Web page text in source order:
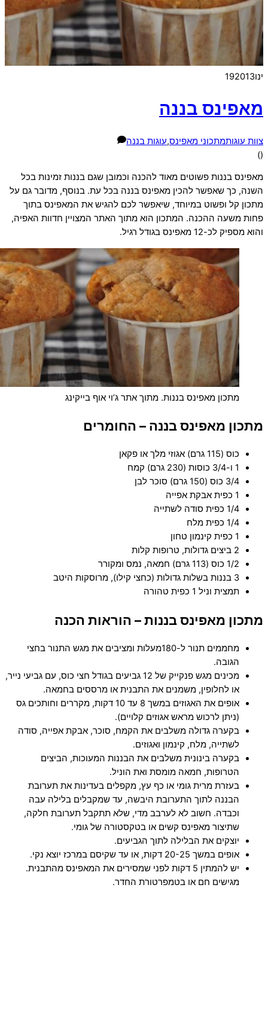
ינו 192013
מאפינס בננה
צוות עוגותמתכוני מאפינס,עוגות בננה
(
)
מאפינס בננות פשוטים מאוד להכנה וכמובן שגם בננות זמינות בכל
השנה, כך שאפשר להכין מאפינס בננה בכל עת. בנוסף, מדובר גם על
מתכון קל ופשוט במיוחד, שיאפשר לכם להגיש את המאפינס בתוך
פחות משעה ההכנה. המתכון הוא מתוך האתר המצויין חדוות האפיה,
והוא מספיק לכ-12 מאפינס בגודל רגיל.
מתכון מאפינס בננות. מתוך אתר ג’וי אוף בייקינג
מתכון מאפינס בננה – החומרים
כוס (115 גרם) אגוזי מלך או פקאן
1 ו-3/4 כוסות (230 גרם) קמח
3/4 כוס (150 גרם) סוכר לבן
1 כפית אבקת אפייה
1/4 כפית סודה לשתייה
1/4 כפית מלח
1 כפית קינמון טחון
2 ביצים גדולות, טרופות קלות
1/2 כוס (113 גרם) חמאה, נמס ומקורר
3 בננות בשלות גדולות (כחצי קילו), מרוסקות היטב
תמצית וניל 1 כפית טהורה
מתכון מאפינס בננות – הוראות הכנה
מחממים תנור ל-180מעלות ומציבים את מגש התנור בחצי
הגובה.
מכינים מגש פנקייק של 12 גביעים בגודל חצי כוס, עם גביעי נייר,
או לחלופין, משמנים את התבנית או מרססים בחמאה.
אופים את האגוזים במשך 8 עד 10 דקות, מקררים וחותכים גס
(ניתן לרכוש מראש אגוזים קלויים).
בקערה גדולה משלבים את הקמח, סוכר, אבקת אפייה, סודה
לשתייה, מלח, קינמון ואגוזים.
בקערה בינונית משלבים את הבננות המעוכות, הביצים
הטרופות, חמאה מומסת ואת הוניל.
בעזרת מרית גומי או כף עץ, מקפלים בעדינות את תערובת
הבננה לתוך התערובת היבשה, עד שמקבלים בלילה עבה
וכבדה. חשוב לא לערבב מדי, שלא תתקבל תערובת חלקה,
שתיצור מאפינס קשים או בטקסטורה של גומי.
יוצקים את הבלילה לתוך הגביעים.
אופים במשך 20-25 דקות, או עד שקיסם במרכז יוצא נקי.
יש להמתין 5 דקות לפני שמסירים את המאפינס מהתבנית.
מגישים חם או בטמפרטורת החדר.